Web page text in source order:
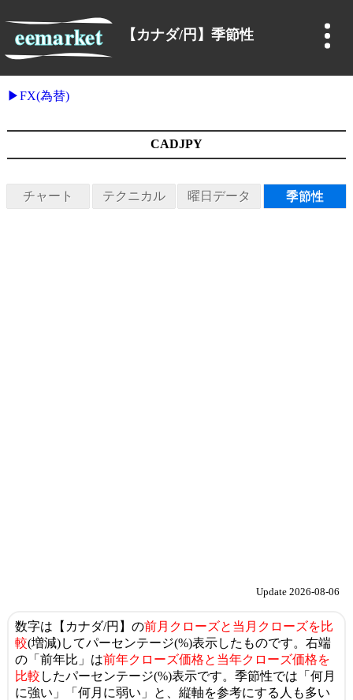
【カナダ/円】季節性
FX(為替)
CADJPY
チャート テクニカル 曜日データ 季節性
Update 2026-08-06
数字は【カナダ/円】の前月クローズと当月クローズを比
較(増減)してパーセンテージ(%)表示したものです。右端
の「前年比」は前年クローズ価格と当年クローズ価格を
比較 したパーセンテージ(%)表示です。季節性では「何月
に強い」「何月に弱い」と、縦軸を参考にする人も多い